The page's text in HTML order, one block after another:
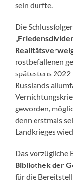
sein durfte.
Die
„
rostbefallenen
spätestens
Russlands
geworden,
denn erstmals
Landkrieges
Das vorzügliche
Bibliothek der
für die